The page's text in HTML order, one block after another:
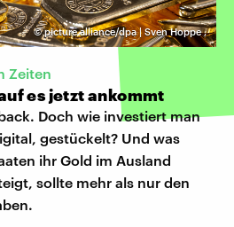
©picture alliance/dpa | Sven Hoppe,
Zeiten
es jetzt ankommt
Doch wie investiert man
gestückelt? Und was
ihr Gold im Ausland
sollte mehr als nur den